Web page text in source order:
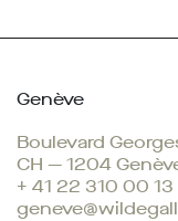
Genève
Boulevard
CH — 1204
+ 41 22 310 00 13